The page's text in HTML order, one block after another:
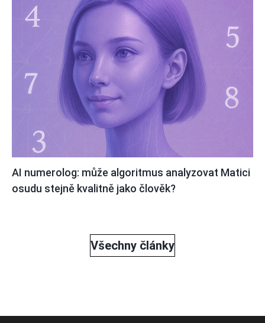
AI numerolog: může algoritmus analyzovat Matici
osudu stejně kvalitně jako člověk?
Všechny články